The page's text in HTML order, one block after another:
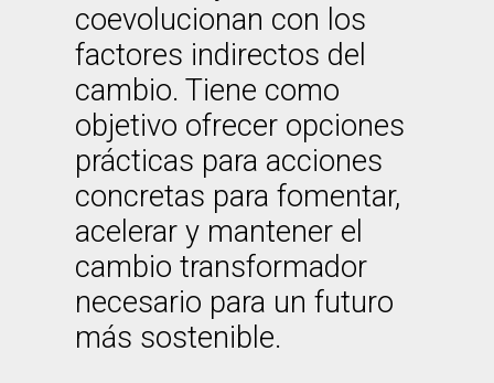
coevolucionan con los
factores indirectos del
cambio. Tiene como
objetivo ofrecer opciones
prácticas para acciones
concretas para fomentar,
acelerar y mantener el
cambio transformador
necesario para un futuro
más sostenible.